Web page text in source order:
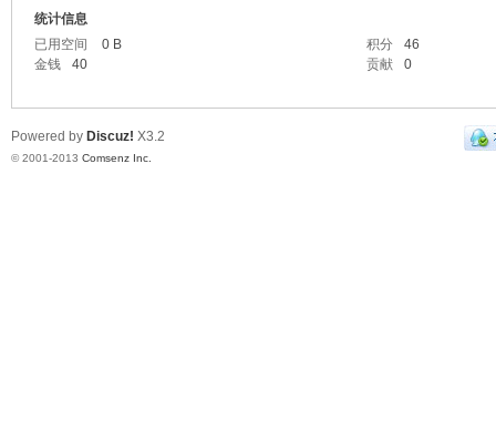
统计信息
已用空间
0 B 积分
46
金钱
40 贡献 0
Powered by Discuz! X3.2
© 2001-2013 Comsenz Inc.